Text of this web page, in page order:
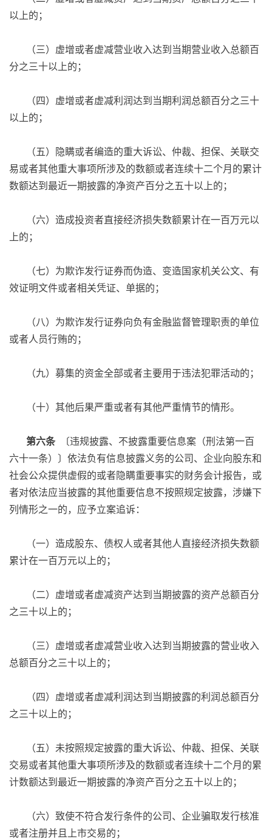
以上的；
（三）虚增或者虚减营业收入达到当期营业收入总额百
分之三十以上的；
（四）虚增或者虚减利润达到当期利润总额百分之三十
以上的；
（五）隐瞒或者编造的重大诉讼、仲裁、担保、关联交
易或者其他重大事项所涉及的数额或者连续十二个月的累计
数额达到最近一期披露的净资产百分之五十以上的；
（六）造成投资者直接经济损失数额累计在一百万元以
上的；
（七）为欺诈发行证券而伪造、变造国家机关公文、有
效证明文件或者相关凭证、单据的；
（八）为欺诈发行证券向负有金融监督管理职责的单位
或者人员行贿的；
（九）募集的资金全部或者主要用于违法犯罪活动的；
（十）其他后果严重或者有其他严重情节的情形。
第六条 〔违规披露、不披露重要信息案（刑法第一百
六十一条）〕依法负有信息披露义务的公司、企业向股东和
社会公众提供虚假的或者隐瞒重要事实的财务会计报告，或
者对依法应当披露的其他重要信息不按照规定披露，涉嫌下
列情形之一的，应予立案追诉：
（一）造成股东、债权人或者其他人直接经济损失数额
累计在一百万元以上的；
（二）虚增或者虚减资产达到当期披露的资产总额百分
之三十以上的；
（三）虚增或者虚减营业收入达到当期披露的营业收入
总额百分之三十以上的；
（四）虚增或者虚减利润达到当期披露的利润总额百分
之三十以上的；
（五）未按照规定披露的重大诉讼、仲裁、担保、关联
交易或者其他重大事项所涉及的数额或者连续十二个月的累
计数额达到最近一期披露的净资产百分之五十以上的；
（六）致使不符合发行条件的公司、企业骗取发行核准
或者注册并且上市交易的；